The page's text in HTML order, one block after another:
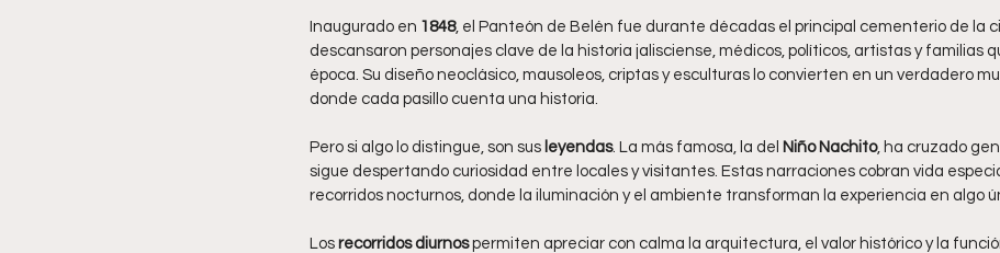
Inaugurado en 1848, el Panteón de Belén fue durante décadas el principal cementerio de la
descansaron personajes clave de la historia jalisciense, médicos, políticos, artistas y familias
época. Su diseño neoclásico, mausoleos, criptas y esculturas lo convierten en un verdadero
donde cada pasillo cuenta una historia.
Pero si algo lo distingue, son sus leyendas. La más famosa, la del Niño Nachito, ha cruzado
sigue despertando curiosidad entre locales y visitantes. Estas narraciones cobran vida
recorridos nocturnos, donde la iluminación y el ambiente transforman la experiencia en algo
Los recorridos diurnos permiten apreciar con calma la arquitectura, el valor histórico y la